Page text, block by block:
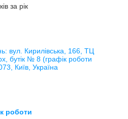
за рік
вул. Кирилівська, 166, ТЦ
бутік № 8 (графік роботи
Київ, Україна
роботи